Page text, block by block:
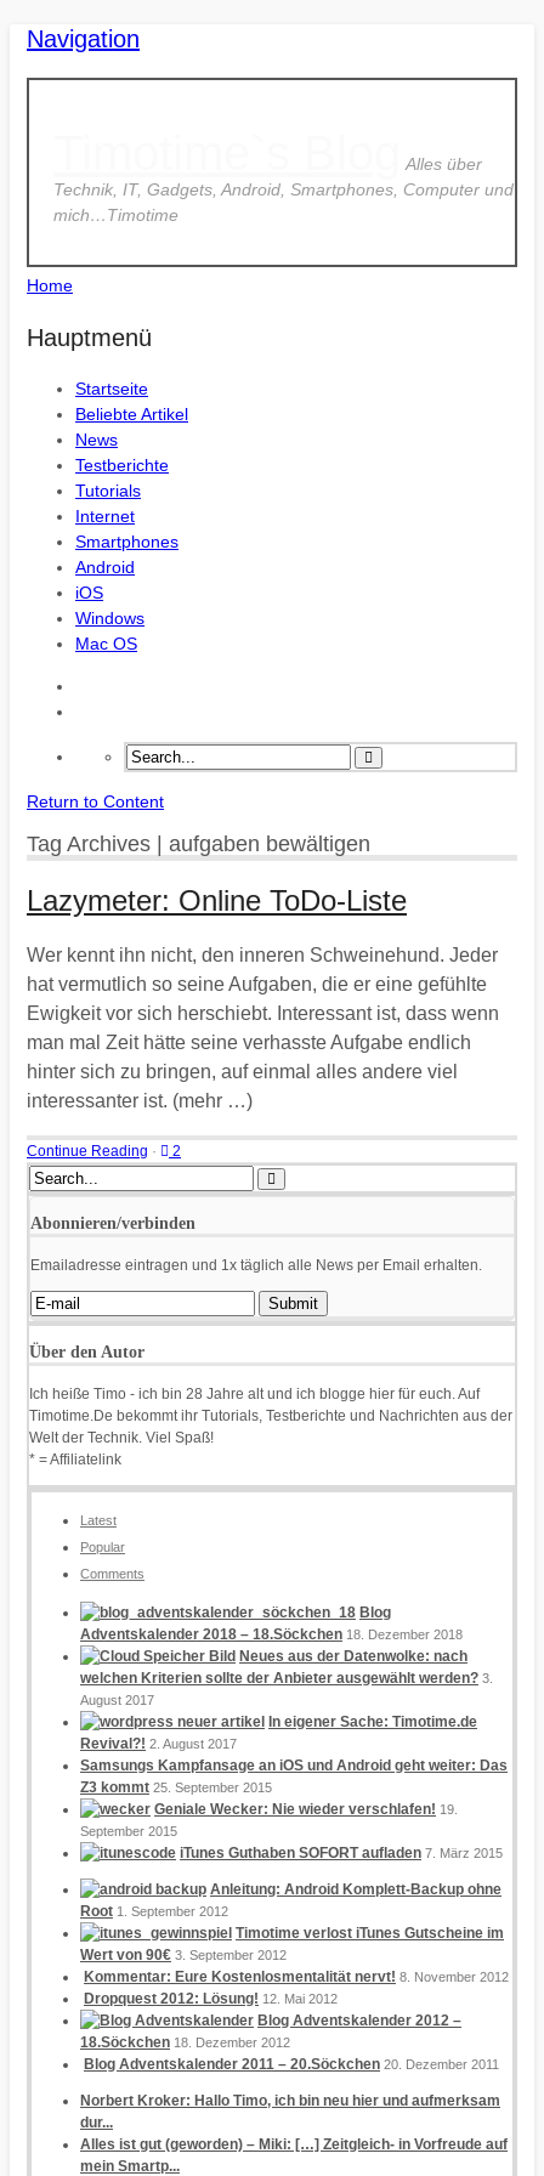
Navigation
Alles über
Technik, IT, Gadgets, Android, Smartphones, Computer und
mich…Timotime
Home
Hauptmenü
Startseite
Beliebte Artikel
News
Testberichte
Tutorials
Internet
Smartphones
Android
iOS
Windows
Mac OS
Return to Content
Tag Archives | aufgaben bewältigen
Lazymeter: Online ToDo-Liste
Wer kennt ihn nicht, den inneren Schweinehund. Jeder
hat vermutlich so seine Aufgaben, die er eine gefühlte
Ewigkeit vor sich herschiebt. Interessant ist, dass wenn
man mal Zeit hätte seine verhasste Aufgabe endlich
hinter sich zu bringen, auf einmal alles andere viel
interessanter ist. (mehr …)
Continue Reading · 2
Abonnieren/verbinden
Emailadresse eintragen und 1x täglich alle News per Email erhalten.
Über den Autor
Ich heiße Timo - ich bin 28 Jahre alt und ich blogge hier für euch. Auf
Timotime.De bekommt ihr Tutorials, Testberichte und Nachrichten aus der
Welt der Technik. Viel Spaß!
* = Affiliatelink
Latest
Popular
Comments
Blog
Adventskalender 2018 – 18.Söckchen 18. Dezember 2018
Neues aus der Datenwolke: nach
welchen Kriterien sollte der Anbieter ausgewählt werden? 3.
August 2017
In eigener Sache: Timotime.de
Revival?! 2. August 2017
Samsungs Kampfansage an iOS und Android geht weiter: Das
Z3 kommt 25. September 2015
Geniale Wecker: Nie wieder verschlafen! 19.
September 2015
iTunes Guthaben SOFORT aufladen 7. März 2015
Anleitung: Android Komplett-Backup ohne
Root 1. September 2012
Timotime verlost iTunes Gutscheine im
Wert von 90€ 3. September 2012
Kommentar: Eure Kostenlosmentalität nervt! 8. November 2012
Dropquest 2012: Lösung! 12. Mai 2012
Blog Adventskalender 2012 –
18.Söckchen 18. Dezember 2012
Blog Adventskalender 2011 – 20.Söckchen 20. Dezember 2011
Norbert Kroker: Hallo Timo, ich bin neu hier und aufmerksam
dur...
Alles ist gut (geworden) – Miki: […] Zeitgleich- in Vorfreude auf
mein Smartp...